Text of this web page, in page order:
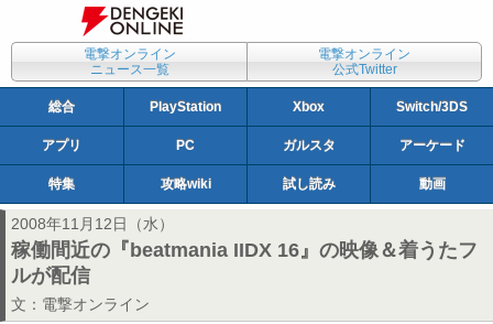
電撃オンライン
ニュース一覧
電撃オンライン
公式Twitter
総合 PlayStation Xbox Switch/3DS
アプリ PC ガルスタ アーケード
特集 攻略wiki 試し読み 動画
2008年11月12日（水）
稼働間近の『beatmania IIDX 16』の映像＆着うたフ
ルが配信
文： 電撃オンライン